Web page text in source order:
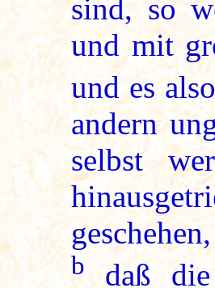
sind, so
und mit
und es
andern
selbst
bdaß die